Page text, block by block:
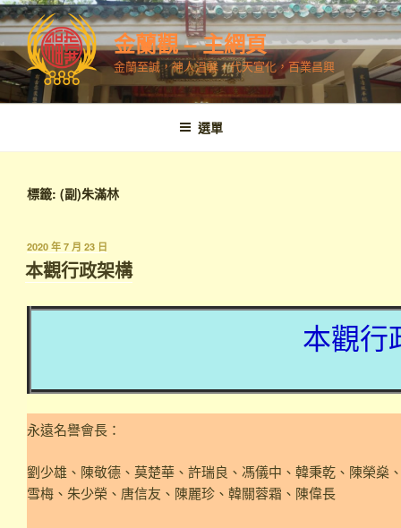
跳
至
內
容
金蘭觀 – 主網頁
金蘭至誠，神人溫馨，代天宣化，百業昌興
選單
標籤: (副)朱滿林
發
表
於
2020 年 7 月 23 日
本觀行政架構
本觀行
永遠名譽會長：
劉少雄、陳敬德、莫楚華、許瑞良、馮儀中、韓秉乾、陳榮燊
雪梅、朱少榮、唐信友、陳麗珍、韓關蓉霜、陳偉長